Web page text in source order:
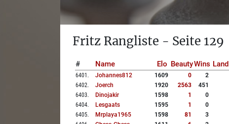
Fritz Rangliste - Seite 129
# Name Elo BeautyWins Land
6401 . Johannes812 1609 0
2
6402. Joerch 1920 2563
451
6403. Dinojakir 1598 1
0
6404. Lesgaats 1595 1
0
6405. Mrplaya1965 1598 81
3